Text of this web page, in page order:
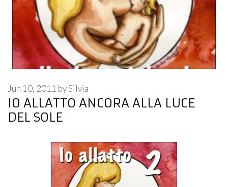
IO ALLATTO ANCORA ALLA LUCE
DEL SOLE
Jun 10, 2011 bySilvia